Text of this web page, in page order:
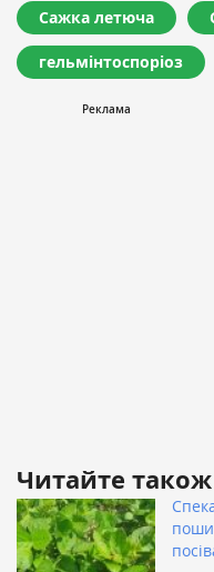
Сажка летюча
гельмінтоспоріоз
Читайте також